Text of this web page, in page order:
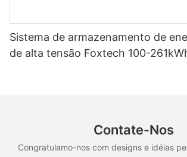
Sistema de armazenamento de
de alta tensão Foxtech 100-
Contate-Nos
Congratulamo-nos com designs e idéias